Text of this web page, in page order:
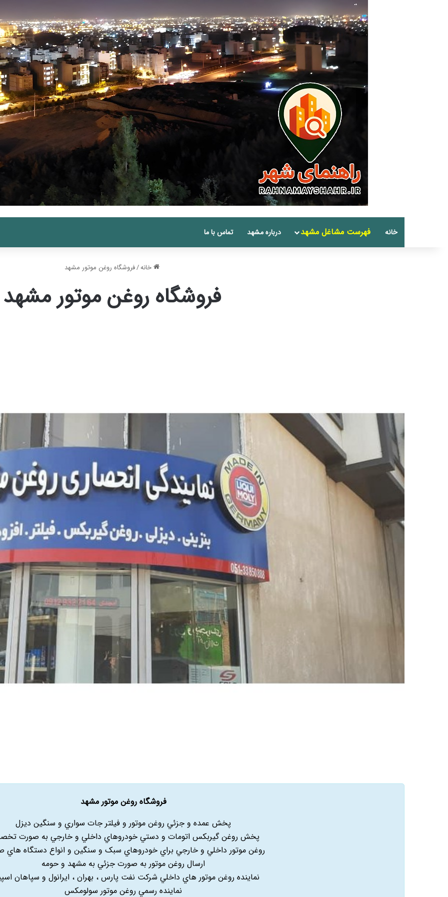
خانه فهرست مشاغل مشهد درباره مشهد تماس با ما
خانه/فروشگاه روغن موتور مشهد
فروشگاه روغن موتور مشهد
فروشگاه روغن موتور مشهد
پخش عمده و جزئي روغن موتور و فيلتر جات سواري و سنگين ديزل
پخش روغن گيربکس اتومات و دستي خودروهاي داخلي و خارجي به صورت
روغن موتور داخلي و خارجي براي خودروهاي سبک و سنگين و انواع دستگاه هاي
ارسال روغن موتور به صورت جزئي به مشهد و حومه
نماينده روغن موتور هاي داخلي شرکت نفت پارس ، بهران ، ايرانول و سپاهان
نماينده رسمي روغن موتور سولومکس